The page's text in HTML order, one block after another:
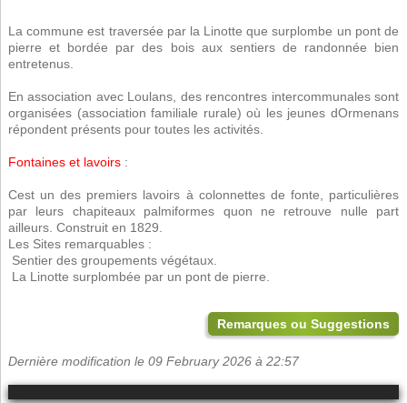
La commune est traversée par la Linotte que surplombe un pont de
pierre et bordée par des bois aux sentiers de randonnée bien
entretenus.
En association avec Loulans, des rencontres intercommunales sont
organisées (association familiale rurale) où les jeunes dOrmenans
répondent présents pour toutes les activités.
Fontaines et lavoirs:
Cest un des premiers lavoirs à colonnettes de fonte, particulières
par leurs chapiteaux palmiformes quon ne retrouve nulle part
ailleurs. Construit en 1829.
Les Sites remarquables :
 Sentier des groupements végétaux.
 La Linotte surplombée par un pont de pierre.
Remarques ou Suggestions
Dernière modification le 09 February 2026 à 22:57